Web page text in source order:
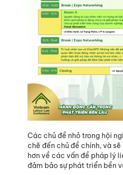
Các chủ đề nhỏ trong hội
chẽ đến chủ đề chính, và
hơn về các vấn đề pháp lý
đảm bảo sự phát triển bền